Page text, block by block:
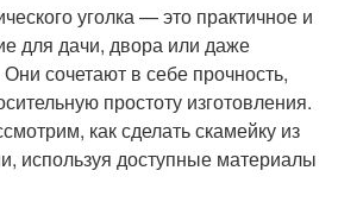
уголка — это практичное и
для дачи, двора или даже
сочетают в себе прочность,
простоту изготовления.
как сделать скамейку из
используя доступные материалы